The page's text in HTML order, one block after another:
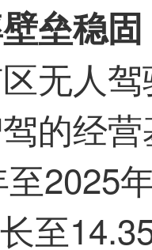
垒稳
无人
的经
2025
至